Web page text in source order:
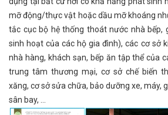
mỡ động/thực vật hoặc dầu mỡ khoáng
tắc cục bộ hệ thống thoát nước nhà bếp,
sinh hoạt của các hộ gia đình), các cơ sở
nhà hàng, khách sạn, bếp ăn tập thể của
trung tâm thương mại, cơ sở chế biến
xăng, cơ sở sửa chữa, bảo dưỡng xe, máy,
sân bay, …